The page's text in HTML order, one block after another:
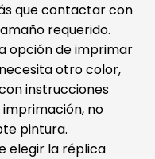
que contactar con
requerido.
opción de imprimar
otro color,
instrucciones
no
pintura.
elegir la réplica